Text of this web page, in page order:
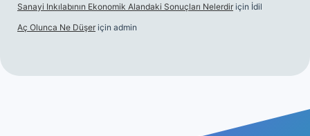
Sanayi Inkılabının Ekonomik Alandaki Sonuçları Nelerdir için İdil
Aç Olunca Ne Düşer için admin